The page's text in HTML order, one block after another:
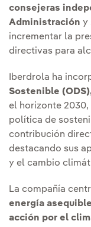
consejeras
Administración y
incrementar la
directivas para
Iberdrola ha
Sostenible
el horizonte 2030,
política de
contribución
destacando sus
y el cambio
La compañía
energía
acción por el